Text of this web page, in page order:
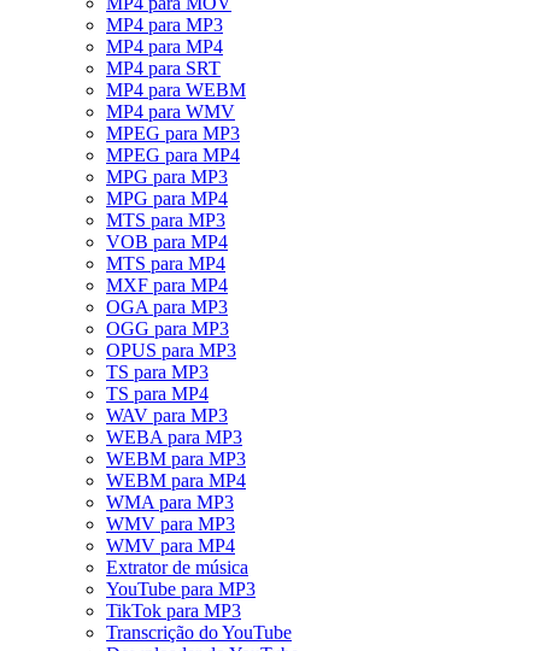
MP4 para MP3
MP4 para MP4
MP4 para SRT
MP4 para WEBM
MP4 para WMV
MPEG para MP3
MPEG para MP4
MPG para MP3
MPG para MP4
MTS para MP3
VOB para MP4
MTS para MP4
MXF para MP4
OGA para MP3
OGG para MP3
OPUS para MP3
TS para MP3
TS para MP4
WAV para MP3
WEBA para MP3
WEBM para MP3
WEBM para MP4
WMA para MP3
WMV para MP3
WMV para MP4
Extrator de música
YouTube para MP3
TikTok para MP3
Transcrição do YouTube